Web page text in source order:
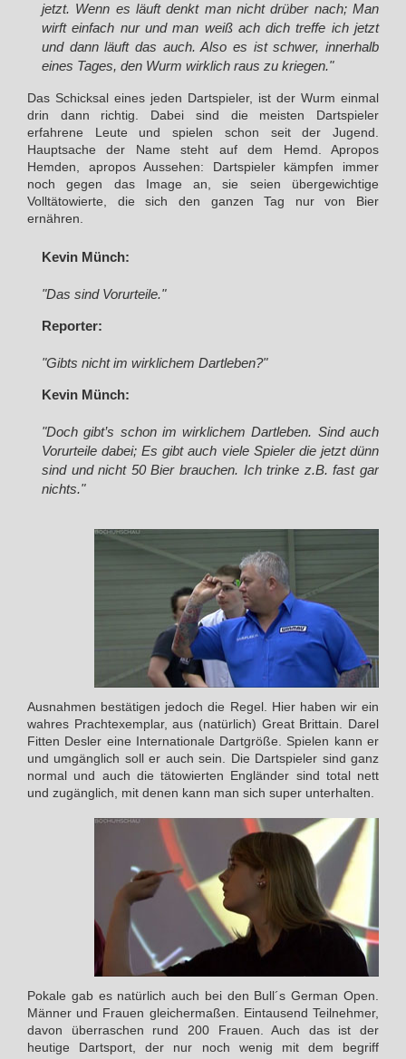
jetzt. Wenn es läuft denkt man nicht drüber nach; Man
wirft einfach nur und man weiß ach dich treffe ich jetzt
und dann läuft das auch. Also es ist schwer, innerhalb
eines Tages, den Wurm wirklich raus zu kriegen."
Das Schicksal eines jeden Dartspieler, ist der Wurm einmal
drin dann richtig. Dabei sind die meisten Dartspieler
erfahrene Leute und spielen schon seit der Jugend.
Hauptsache der Name steht auf dem Hemd. Apropos
Hemden, apropos Aussehen: Dartspieler kämpfen immer
noch gegen das Image an, sie seien übergewichtige
Volltätowierte, die sich den ganzen Tag nur von Bier
ernähren.
Kevin Münch:
"Das sind Vorurteile."
Reporter:
"Gibts nicht im wirklichem Dartleben?"
Kevin Münch:
"Doch gibt’s schon im wirklichem Dartleben. Sind auch
Vorurteile dabei; Es gibt auch viele Spieler die jetzt dünn
sind und nicht 50 Bier brauchen. Ich trinke z.B. fast gar
nichts."
Ausnahmen bestätigen jedoch die Regel. Hier haben wir ein
wahres Prachtexemplar, aus (natürlich) Great Brittain. Darel
Fitten Desler eine Internationale Dartgröße. Spielen kann er
und umgänglich soll er auch sein. Die Dartspieler sind ganz
normal und auch die tätowierten Engländer sind total nett
und zugänglich, mit denen kann man sich super unterhalten.
Pokale gab es natürlich auch bei den Bull´s German Open.
Männer und Frauen gleichermaßen. Eintausend Teilnehmer,
davon überraschen rund 200 Frauen. Auch das ist der
heutige Dartsport, der nur noch wenig mit dem begriff